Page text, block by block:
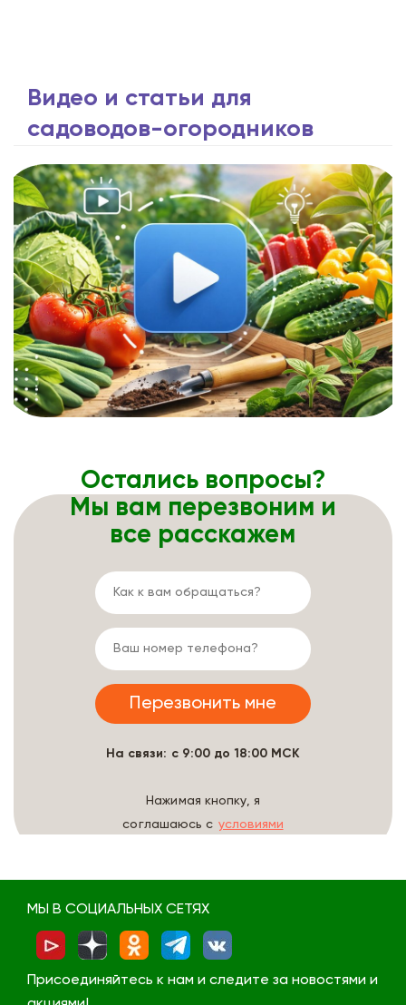
Видео и статьи для
садоводов-огородников
Остались вопросы?
Мы вам перезвоним и
все расскажем
На связи: с 9:00 до 18:00 МСК
Нажимая кнопку, я
соглашаюсь с условиями
МЫ В СОЦИАЛЬНЫХ СЕТЯХ
Присоединяйтесь к нам и следите за новостями и